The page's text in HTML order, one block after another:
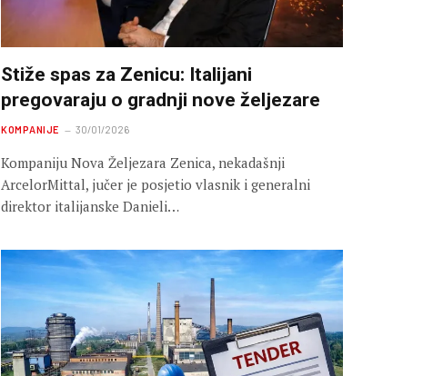
Stiže spas za Zenicu: Italijani
pregovaraju o gradnji nove željezare
KOMPANIJE 30/01/2026
Kompaniju Nova Željezara Zenica, nekadašnji
ArcelorMittal, jučer je posjetio vlasnik i generalni
direktor italijanske Danieli…